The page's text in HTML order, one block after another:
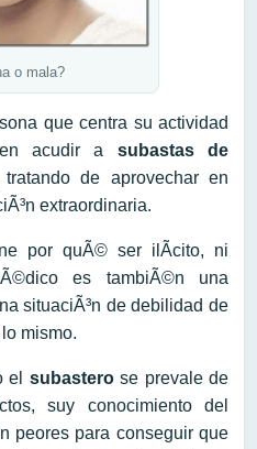
o mala?
que centra su actividad
acudir a subastas de
tratando de aprovechar en
extraordinaria.
por quÃ© ser ilÃ­cito, ni
es tambiÃ©n una
situaciÃ³n de debilidad de
mismo.
el subasterose prevale de
suy conocimiento del
peores para conseguir que